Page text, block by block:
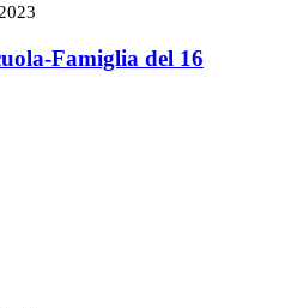
Famiglia del 16